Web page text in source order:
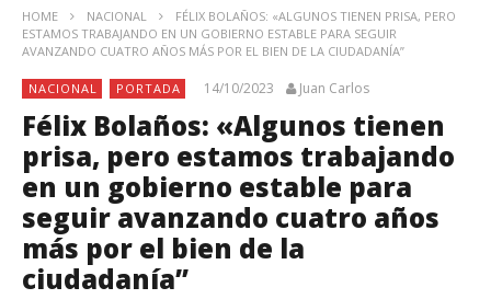
HOME NACIONAL
FÉLIX BOLAÑOS: «ALGUNOS TIENEN PRISA, PERO
ESTAMOS TRABAJANDO EN UN GOBIERNO ESTABLE PARA SEGUIR
AVANZANDO CUATRO AÑOS MÁS POR EL BIEN DE LA CIUDADANÍA”
NACIONAL PORTADA 14/10/2023 Juan Carlos
Félix Bolaños: «Algunos tienen
prisa, pero estamos trabajando
en un gobierno estable para
seguir avanzando cuatro años
más por el bien de la
ciudadanía”